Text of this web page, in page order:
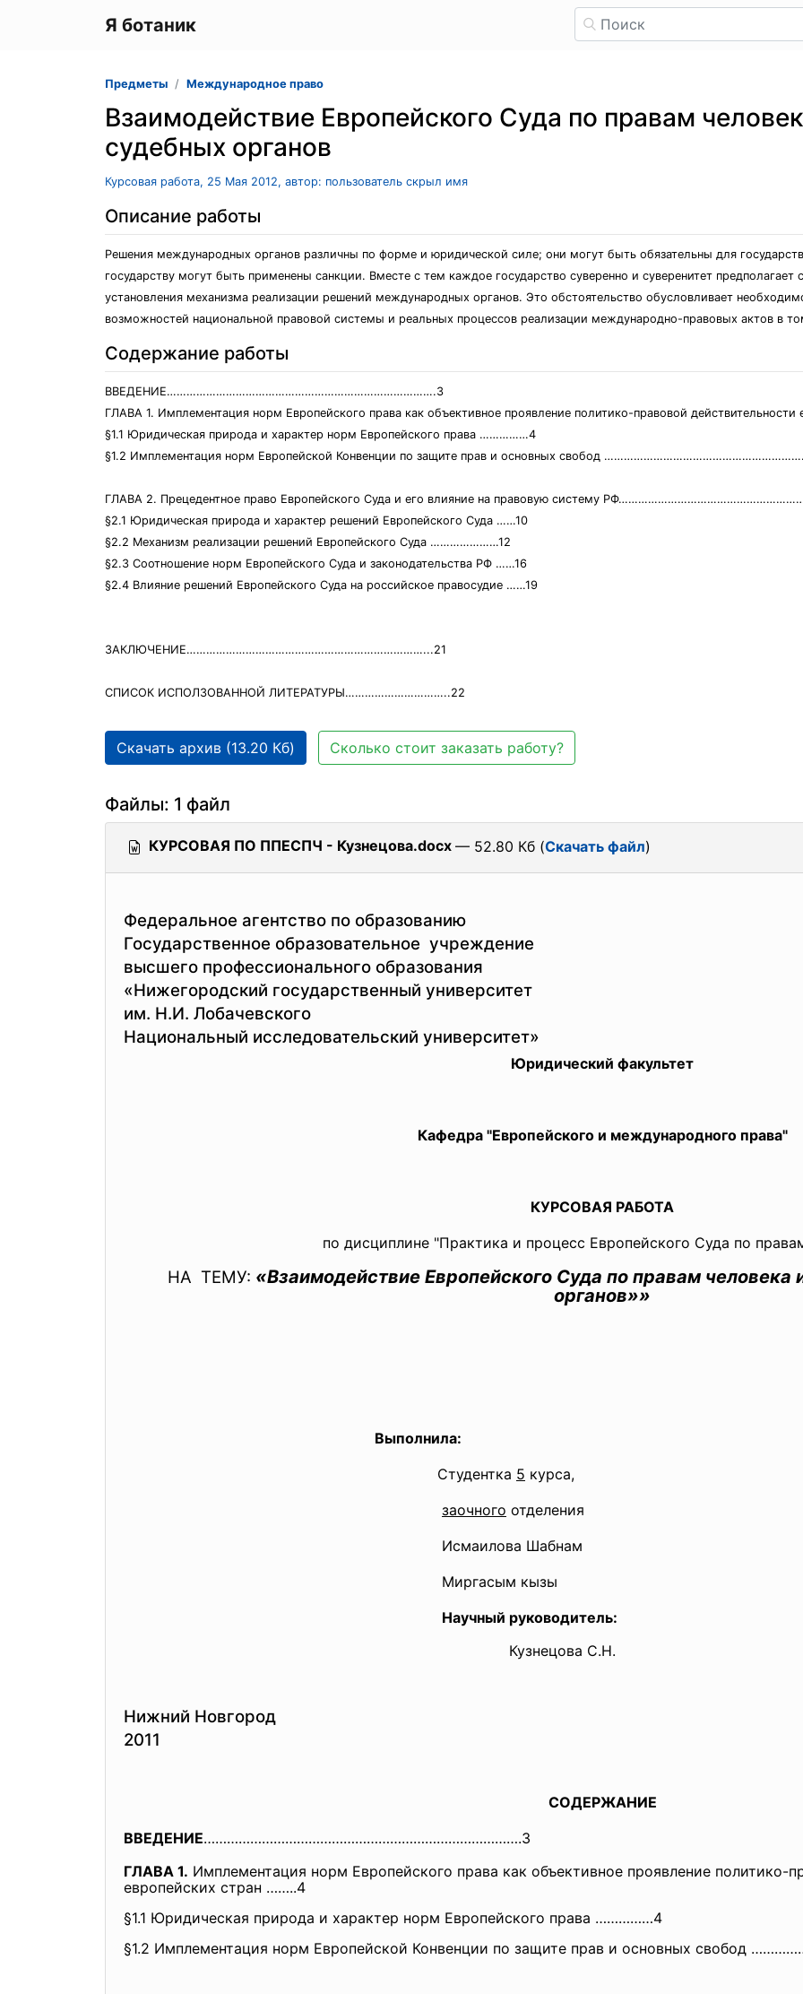
Я ботаник
Предметы Международное право
Взаимодействие Европейского Суда по правам
судебных органов
Курсовая работа, 25 Мая 2012, автор: пользователь скрыл имя
Описание работы
Решения международных органов различны по форме и юридической силе; они могут быть обязательны для
государству могут быть применены санкции. Вместе с тем каждое государство суверенно и суверенитет
установления механизма реализации решений международных органов. Это обстоятельство обусловливает
возможностей национальной правовой системы и реальных процессов реализации международно-правовых актов в
Содержание работы
ВВЕДЕНИЕ……………………………………………………………………….3
ГЛАВА 1. Имплементация норм Европейского права как объективное проявление политико-правовой
§1.1 Юридическая природа и характер норм Европейского права ……………4
§1.2 Имплементация норм Европейской Конвенции по защите прав и основных свобод
ГЛАВА 2. Прецедентное право Европейского Суда и его влияние на правовую систему
§2.1 Юридическая природа и характер решений Европейского Суда ……10
§2.2 Механизм реализации решений Европейского Суда …………………12
§2.3 Соотношение норм Европейского Суда и законодательства РФ ……16
§2.4 Влияние решений Европейского Суда на российское правосудие ……19
ЗАКЛЮЧЕНИЕ………………………………………………………………...21
СПИСОК ИСПОЛЗОВАННОЙ ЛИТЕРАТУРЫ…………………………..22
Скачать архив (13.20 Кб) Сколько стоит заказать работу?
Файлы: 1 файл
КУРСОВАЯ ПО ППЕСПЧ - Кузнецова.docx — 52.80 Кб (Скачать файл)
Федеральное агентство по образованию
Государственное образовательное учреждение
высшего профессионального образования
«Нижегородский государственный университет
им. Н.И. Лобачевского
Национальный исследовательский университет»
Юридический факультет
Кафедра "Европейского и международного права"
КУРСОВАЯ РАБОТА
по дисциплине "Практика и процесс Европейского Суда по
НА ТЕМУ: «Взаимодействие Европейского Суда по правам человека
органов»»
Выполнила:
Студентка 5 курса,
заочного отделения
Исмаилова Шабнам
Миргасым кызы
Научный руководитель:
Кузнецова С.Н.
Нижний Новгород
2011
СОДЕРЖАНИЕ
ВВЕДЕНИЕ……………………………………………………………………….3
ГЛАВА 1. Имплементация норм Европейского права как объективное проявление политико-
европейских стран ……..4
§1.1 Юридическая природа и характер норм Европейского права ……………4
§1.2 Имплементация норм Европейской Конвенции по защите прав и основных свобод